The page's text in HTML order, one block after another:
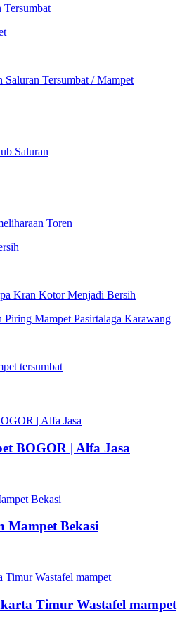
Tersumbat
Saluran Tersumbat / Mampet
Saluran
Toren
Kran Kotor Menjadi Bersih
Piring Mampet Pasirtalaga Karawang
tersumbat
BOGOR | Alfa Jasa
Mampet Bekasi
Timur Wastafel mampet